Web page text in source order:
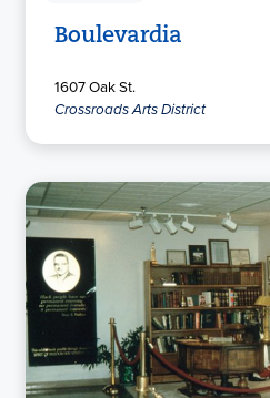
Boulevardia
1607 Oak St.
Crossroads Arts District